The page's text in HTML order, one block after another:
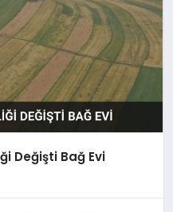
Değişti Bağ Evi